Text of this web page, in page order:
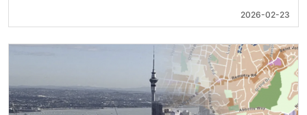
2026-02-23